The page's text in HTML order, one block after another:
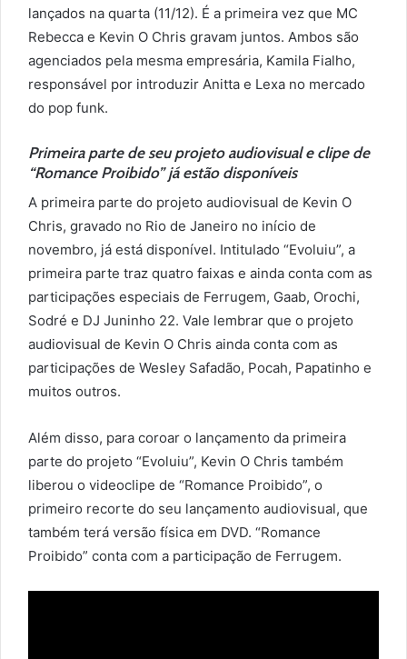
lançados na quarta (11/12). É a primeira vez que MC
Rebecca e Kevin O Chris gravam juntos. Ambos são
agenciados pela mesma empresária, Kamila Fialho,
responsável por introduzir Anitta e Lexa no mercado
do pop funk.
Primeira parte de seu projeto audiovisual e clipe de
“Romance Proibido” já estão disponíveis
A primeira parte do projeto audiovisual de Kevin O
Chris, gravado no Rio de Janeiro no início de
novembro, já está disponível. Intitulado “Evoluiu”, a
primeira parte traz quatro faixas e ainda conta com as
participações especiais de Ferrugem, Gaab, Orochi,
Sodré e DJ Juninho 22. Vale lembrar que o projeto
audiovisual de Kevin O Chris ainda conta com as
participações de Wesley Safadão, Pocah, Papatinho e
muitos outros.
Além disso, para coroar o lançamento da primeira
parte do projeto “Evoluiu”, Kevin O Chris também
liberou o videoclipe de “Romance Proibido”, o
primeiro recorte do seu lançamento audiovisual, que
também terá versão física em DVD. “Romance
Proibido” conta com a participação de Ferrugem.